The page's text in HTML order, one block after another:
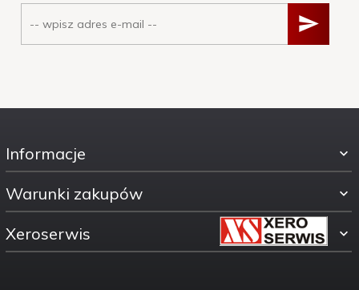
Informacje
Warunki zakupów
Xeroserwis